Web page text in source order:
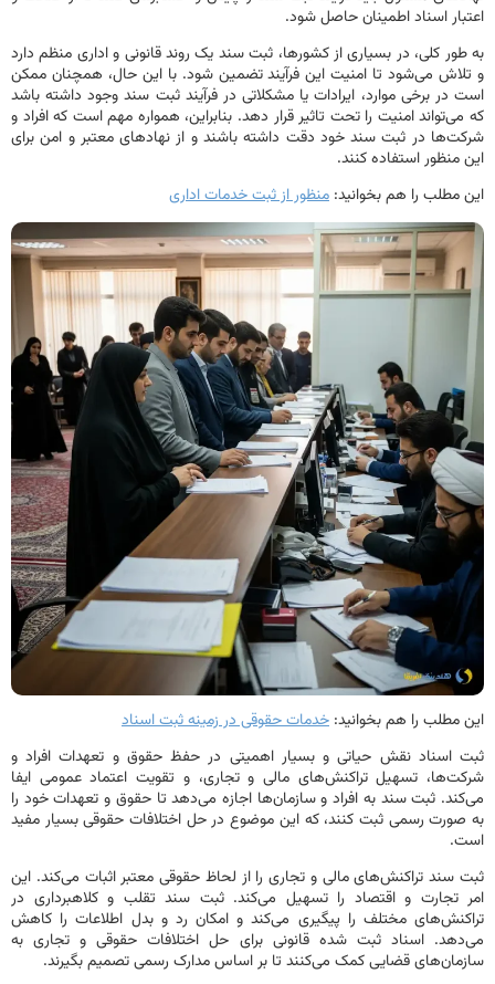
اسناد اطمینان حاصل شود.
کلی، در بسیاری از کشورها، ثبت سند یک روند قانونی و اداری منظم دارد
می‌شود تا امنیت این فرآیند تضمین شود. با این حال، همچنان ممکن
برخی موارد، ایرادات یا مشکلاتی در فرآیند ثبت سند وجود داشته باشد
امنیت را تحت تاثیر قرار دهد. بنابراین، همواره مهم است که افراد و
در ثبت سند خود دقت داشته باشند و از نهادهای معتبر و امن برای
استفاده کنند.
را هم بخوانید:منظور از ثبت خدمات اداری
را هم بخوانید:خدمات حقوقی در زمینه ثبت اسناد
اسناد نقش حیاتی و بسیار اهمیتی در حفظ حقوق و تعهدات افراد و
تسهیل تراکنش‌های مالی و تجاری، و تقویت اعتماد عمومی ایفا
ثبت سند به افراد و سازمان‌ها اجازه می‌دهد تا حقوق و تعهدات خود را
رسمی ثبت کنند، که این موضوع در حل اختلافات حقوقی بسیار مفید
تراکنش‌های مالی و تجاری را از لحاظ حقوقی معتبر اثبات می‌کند. این
تجارت و اقتصاد را تسهیل می‌کند. ثبت سند تقلب و کلاهبرداری در
مختلف را پیگیری می‌کند و امکان رد و بدل اطلاعات را کاهش
اسناد ثبت شده قانونی برای حل اختلافات حقوقی و تجاری به
قضایی کمک می‌کنند تا بر اساس مدارک رسمی تصمیم بگیرند.